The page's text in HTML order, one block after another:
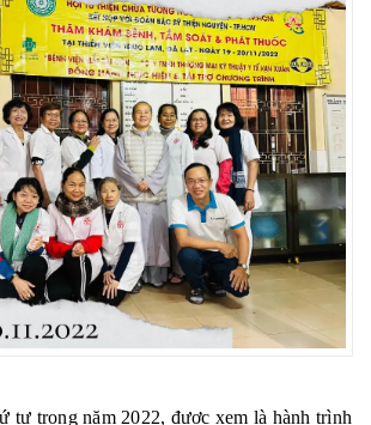
tư trong năm 2022, được xem là hành trình